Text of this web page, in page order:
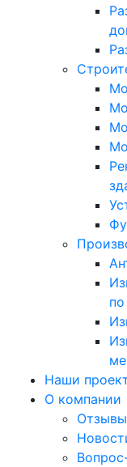
Наши
О компании
Отзывы